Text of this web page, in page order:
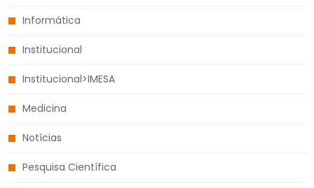
Informática
Institucional
Institucional>IMESA
Medicina
Notícias
Pesquisa Científica